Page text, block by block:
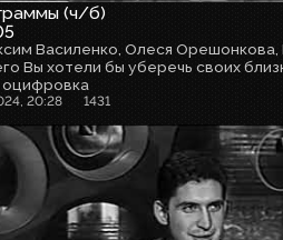
(ч/б)
Вы хотели бы уберечь своих
20:28 1431